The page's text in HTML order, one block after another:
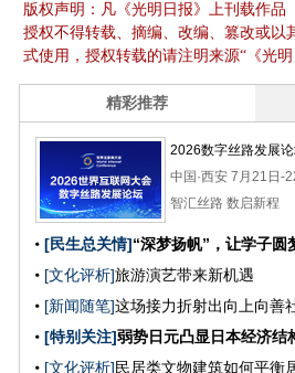
版权声明：凡《光明日报》上刊载作品
授权不得转载、摘编、改编、篡改或以
式使用，授权转载的请注明来源“《光明